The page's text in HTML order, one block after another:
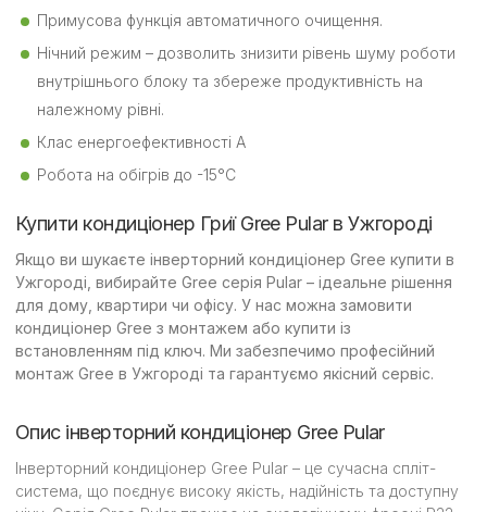
Примусова функція автоматичного очищення.
Нічний режим – дозволить знизити рівень шуму роботи
внутрішнього блоку та збереже продуктивність на
належному рівні.
Клас енергоефективності А
Робота на обігрів до -15°С
Купити кондиціонер Гриї Gree Pular в Ужгороді
Якщо ви шукаєте інверторний кондиціонер Gree купити в
Ужгороді, вибирайте Gree серія Pular – ідеальне рішення
для дому, квартири чи офісу. У нас можна замовити
кондиціонер Gree з монтажем або купити із
встановленням під ключ. Ми забезпечимо професійний
монтаж Gree в Ужгороді та гарантуємо якісний сервіс.
Опис інверторний кондиціонер Gree Pular
Інверторний кондиціонер Gree Pular – це сучасна спліт-
система, що поєднує високу якість, надійність та доступну